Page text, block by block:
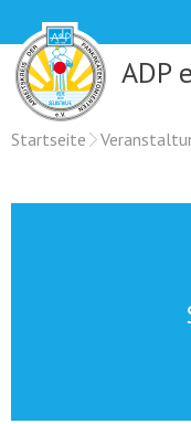
content
ADP
Startseite